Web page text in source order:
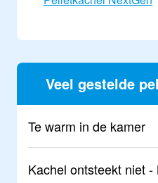
Veel gestelde
Te warm in de kamer
Kachel ontsteekt niet -